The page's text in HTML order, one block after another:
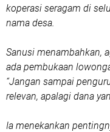
koperasi seragam di
nama desa.
Sanusi menambahkan,
ada pembukaan
“Jangan sampai
relevan, apalagi dana
Ia menekankan